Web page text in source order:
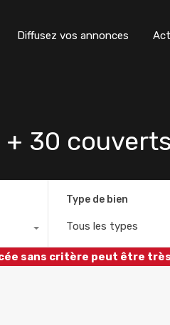
Diffusez vos annonces
+ 30
Type de bien
Tous les types
sans critère peut être